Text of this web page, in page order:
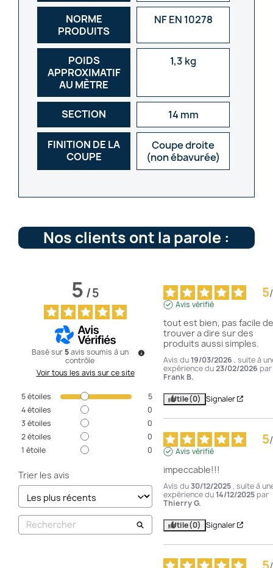
NORME
PRODUITS
NF EN 10278
POIDS
APPROXIMATIF
AU MÈTRE
1,3 kg
SECTION 14 mm
FINITION DE LA
COUPE
Coupe droite
(non ébavurée)
Nos clients ont la parole :
5/5
Basé sur 5 avis soumis à un
contrôle
Voir tous les avis sur ce site
5étoiles
5
4étoiles
0
3 étoiles
0
2étoiles
0
1 étoile 0
Trier les avis
5/
Avis vérifié
tout est bien, pas facile de
trouver a dire sur des
produits aussi simples.
Avis du19/03/2026 , suite à
expérience du23/02/2026 par
Frank B.
Utile(0) Signaler
5/
Avis vérifié
impeccable!!!
Avis du 30/12/2025, suite à
expérience du14/12/2025 par
Thierry G.
Utile(0) Signaler